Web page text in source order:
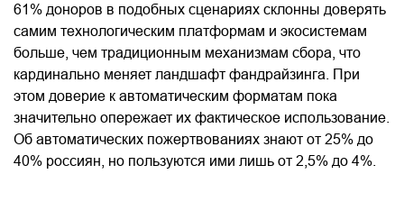
61% доноров в подобных сценариях склонны доверять
самим технологическим платформам и экосистемам
больше, чем традиционным механизмам сбора, что
кардинально меняет ландшафт фандрайзинга. При
этом доверие к автоматическим форматам пока
значительно опережает их фактическое использование.
Об автоматических пожертвованиях знают от 25% до
40% россиян, но пользуются ими лишь от 2,5% до 4%.